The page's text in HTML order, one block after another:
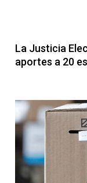
La Justicia
aportes a 20